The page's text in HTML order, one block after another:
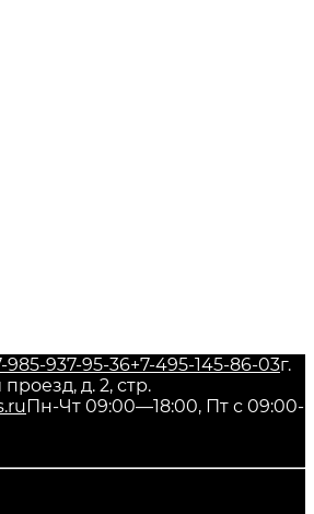
985-937-95-36+7-495-145-86-03г.
д. 2, стр.
Пн-Чт 09:00—18:00, Пт с 09:00-